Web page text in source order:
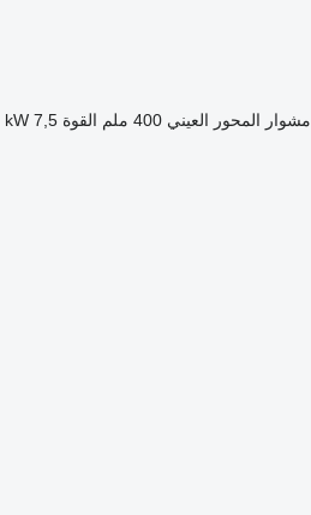
مشوار المحور العيني 400 ملم القوة 7,5 kW